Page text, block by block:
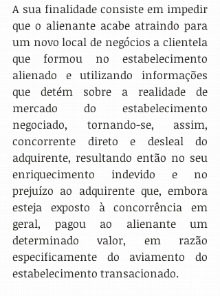
A sua finalidade consiste em impedir
que o alienante acabe atraindo para
um novo local de negócios a clientela
que formou no estabelecimento
alienado e utilizando informações
que detém sobre a realidade de
mercado do estabelecimento
negociado, tornando-se, assim,
concorrente direto e desleal do
adquirente, resultando então no seu
enriquecimento indevido e no
prejuízo ao adquirente que, embora
esteja exposto à concorrência em
geral, pagou ao alienante um
determinado valor, em razão
especificamente do aviamento do
estabelecimento transacionado.